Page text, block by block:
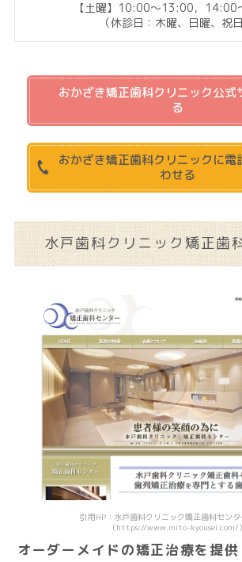
【土曜】10:00～13:00，
（休診日：木曜、日曜、祝日
おかざき矯正歯科クリニック公式
る
おかざき矯正歯科クリニックに電
わせる
水戸歯科クリニック矯正歯
引用HP：水戸歯科クリニック矯正歯科セン
（https://www.mito-kyousei.com/）
オーダーメイドの矯正治療を提供